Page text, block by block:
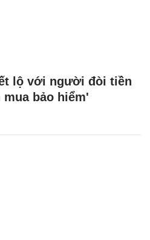
lộ với người đòi tiền
bảo hiểm'